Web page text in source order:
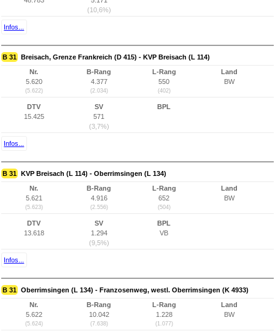
(10,6%)
Infos...
B 31 Breisach, Grenze Frankreich (D 415) - KVP Breisach (L 114)
Nr.
5.620
(5.622)
B-Rang
4.377
(2.034)
L-Rang
550
(402)
Land
BW
DTV
15.425
SV
571
(3,7%)
BPL
Infos...
B 31 KVP Breisach (L 114) - Oberrimsingen (L 134)
Nr.
5.621
(5.623)
B-Rang
4.916
(2.556)
L-Rang
652
(504)
Land
BW
DTV
13.618
SV
1.294
(9,5%)
BPL
VB
Infos...
B 31 Oberrimsingen (L 134) - Franzosenweg, westl. Oberrimsingen (K 4933)
Nr.
5.622
(5.624)
B-Rang
10.042
(7.638)
L-Rang
1.228
(1.077)
Land
BW